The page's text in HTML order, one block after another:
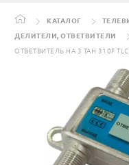
КАТАЛОГ
ДЕЛИТЕЛИ, ОТВЕТВИТЕЛИ
ОТВЕТВИТЕЛЬ НА 3 TAH 310F TLC